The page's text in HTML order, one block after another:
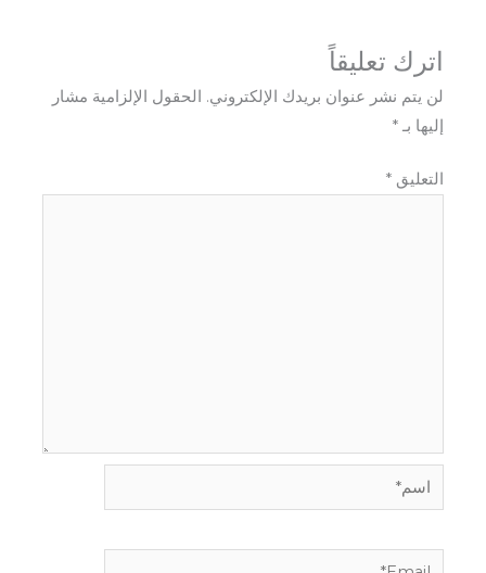
اترك تعليقاً
لن يتم نشر عنوان بريدك الإلكتروني. الحقول الإلزامية مشار
إليها بـ*
التعليق*
اسم*
Email*